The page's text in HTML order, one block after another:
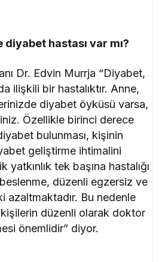
hastası var mı?
Dr. Edvin Murrja “Diyabet,
ilişkili bir hastalıktır. Anne,
diyabet öyküsü varsa,
Özellikle birinci derece
bulunması, kişinin
geliştirme ihtimalini
yatkınlık tek başına hastalığı
düzenli egzersiz ve
azaltmaktadır. Bu nedenle
düzenli olarak doktor
önemlidir” diyor.